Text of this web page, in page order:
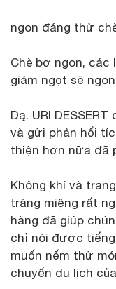
ngon đáng thử
Chè bơ ngon, các
giảm ngọt sẽ
Dą. URI
và gửi phản hổi
thiện hơn nữa đã
Không khí và
tráng miệng rất
hàng đã giúp
chỉ nói được tiếng
muốn nếm thử
chuyến du lịch